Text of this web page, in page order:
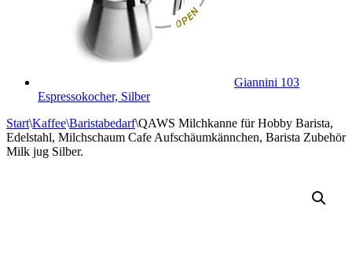
Giannini 103
Espressokocher, Silber
Start\Kaffee\Baristabedarf\QAWS Milchkanne für Hobby Barista,
Edelstahl, Milchschaum Cafe Aufschäumkännchen, Barista Zubehör
Milk jug Silber.